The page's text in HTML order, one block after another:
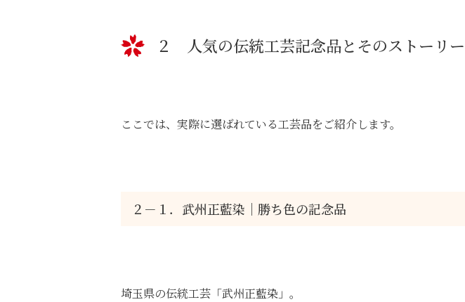
２ 人気の伝統工芸記念品とそのストーリー
ここでは、実際に選ばれている工芸品をご紹介します。
２－１．武州正藍染｜勝ち色の記念品
埼玉県の伝統工芸「武州正藍染」。